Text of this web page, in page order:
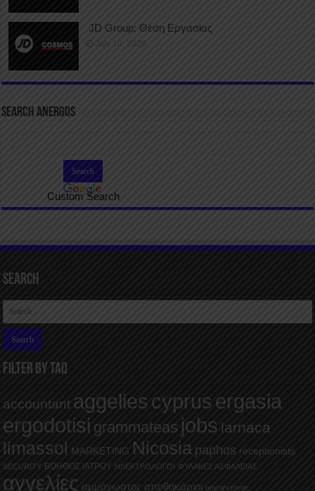
JD Group: Θέση Εργασίας
July 10, 2026
SEARCH ANERGOS
Custom Search
Search
FILTER BY TAQ
accountant aggelies cyprus ergasia
ergodotisi grammateas jobs larnaca
limassol MARKETING Nicosia paphos receptionists
SECURITY ΒΟΗΘΟΣ ΙΑΤΡΟΥ ΗΛΕΚΤΡΟΛΟΓΟΙ ΦΥΛΑΚΕΣ ΑΣΦΑΛΕΙΑΣ
αγγελίες αμμόχωστος αποθηκάριοι αρχιτέκτονας